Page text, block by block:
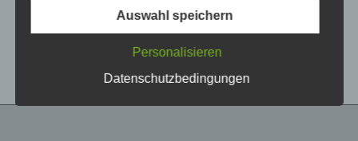
Bewertet
von
5
Personenbezogene Daten sind alle
identifizierbare natürliche Person (im Folgenden
wird eine natürliche Person angesehen, die
Auswahl speichern
Personalisieren
Datenschutzbedingungen